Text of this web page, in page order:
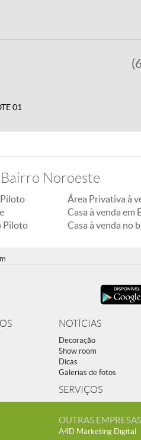
01
Noroeste
Piloto
Área Privativa à
Casa à venda
Casa à venda no
NOTÍCIAS
Decoração
Show room
Dicas
Galerias de fotos
SERVIÇOS
OUTRAS EMPRESAS
A4D Marketing Digital